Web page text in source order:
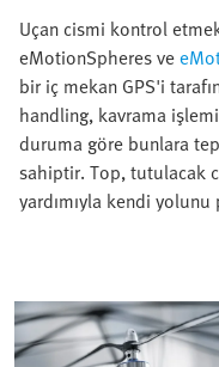
Uçan cismi kontrol
eMotionSpheres ve
bir iç mekan GPS'i
handling, kavrama
duruma göre bunlara
sahiptir. Top, tutulacak
yardımıyla kendi